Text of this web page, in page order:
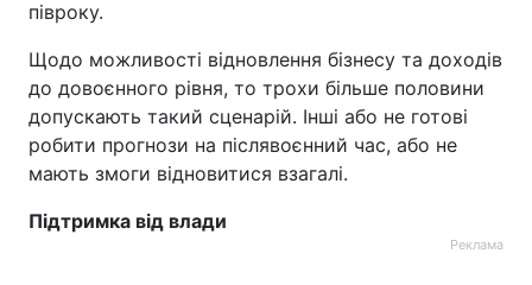
півроку.
Щодо можливості відновлення бізнесу та доходів
до довоєнного рівня, то трохи більше половини
допускають такий сценарій. Інші або не готові
робити прогнози на післявоєнний час, або не
мають змоги відновитися взагалі.
Підтримка від влади
Реклама